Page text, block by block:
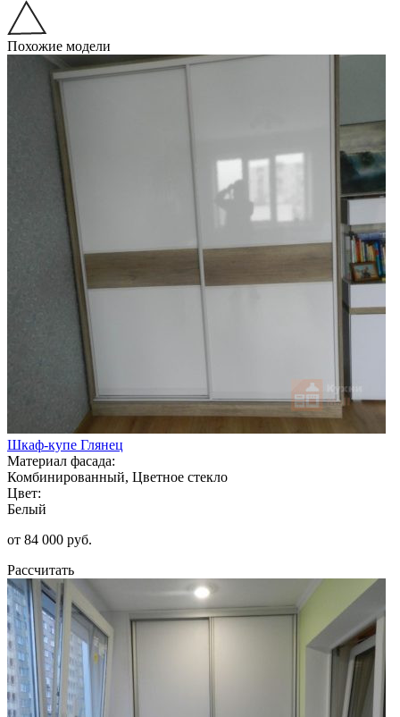
Похожие модели
Шкаф-купе Глянец
Материал фасада:
Комбинированный, Цветное стекло
Цвет:
Белый
от 84 000 руб.
Рассчитать